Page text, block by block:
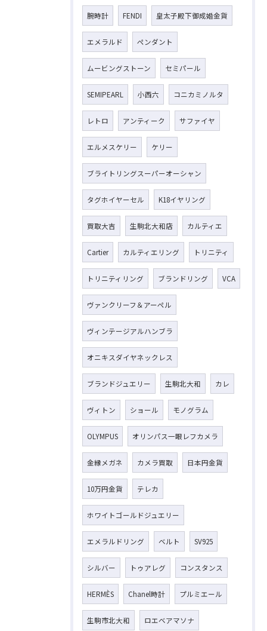
腕時計 FENDI 皇太子殿下御成婚金貨
エメラルド ペンダント
ムービングストーン セミパール
SEMIPEARL 小西六 コニカミノルタ
レトロ アンティーク サファイヤ
エルメスケリー ケリー
ブライトリングスーパーオーシャン
タグホイヤーセル K18イヤリング
買取大吉 生駒北大和店 カルティエ
Cartier カルティエリング トリニティ
トリニティリング ブランドリング VCA
ヴァンクリーフ＆アーペル
ヴィンテージアルハンブラ
オニキスダイヤネックレス
ブランドジュエリー 生駒北大和 カレ
ヴィトン ショール モノグラム
OLYMPUS オリンパス一眼レフカメラ
金縁メガネ カメラ買取 日本円金貨
10万円金貨 テレカ
ホワイトゴールドジュエリー
エメラルドリング ベルト SV925
シルバー トゥアレグ コンスタンス
HERMÈS Chanel時計 プルミエール
生駒市北大和 ロエベアマソナ